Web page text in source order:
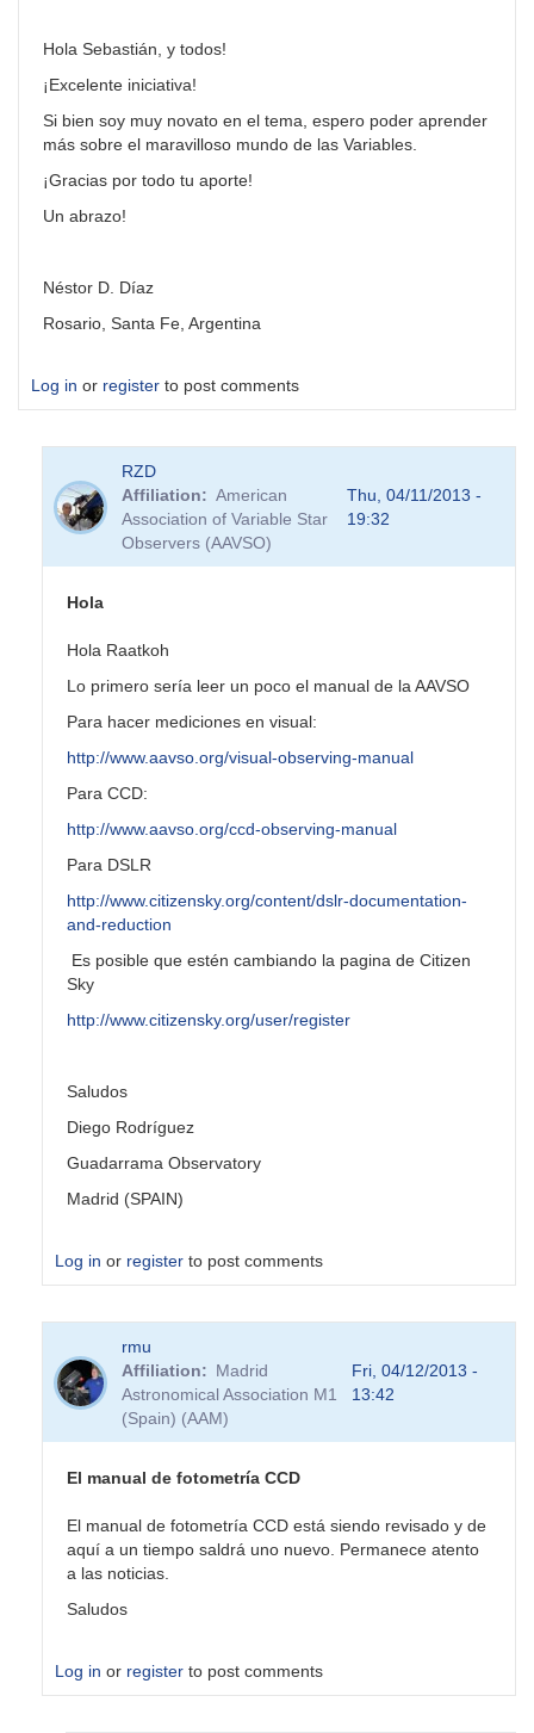
Hola Sebastián, y todos!
¡Excelente iniciativa!
Si bien soy muy novato en el tema, espero poder aprender
más sobre el maravilloso mundo de las Variables.
¡Gracias por todo tu aporte!
Un abrazo!
Néstor D. Díaz
Rosario, Santa Fe, Argentina
Log in or register to post comments
RZD
Affiliation
American
Association of Variable Star
Observers (AAVSO)
Thu, 04/11/2013 -
19:32
Hola
Hola Raatkoh
Lo primero sería leer un poco el manual de la AAVSO
Para hacer mediciones en visual:
http://www.aavso.org/visual-observing-manual
Para CCD:
http://www.aavso.org/ccd-observing-manual
Para DSLR
http://www.citizensky.org/content/dslr-documentation-
and-reduction
Es posible que estén cambiando la pagina de Citizen
Sky
http://www.citizensky.org/user/register
Saludos
Diego Rodríguez
Guadarrama Observatory
Madrid (SPAIN)
Log in or register to post comments
rmu
Affiliation
Madrid
Astronomical Association M1
(Spain) (AAM)
Fri, 04/12/2013 -
13:42
El manual de fotometría CCD
El manual de fotometría CCD está siendo revisado y de
aquí a un tiempo saldrá uno nuevo. Permanece atento
a las noticias.
Saludos
Log in or register to post comments